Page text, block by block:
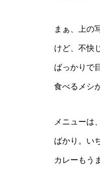
まぁ、上の
けど、不快
ばっかりで
食べるメシ
メニューは
ばかり。い
カレーもう